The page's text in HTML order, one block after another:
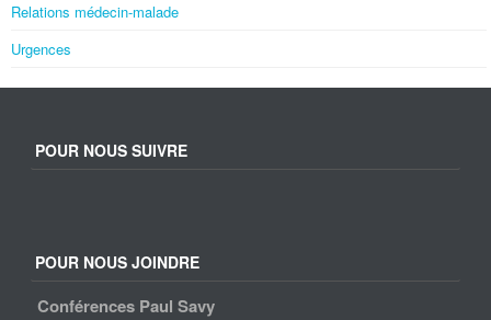
Relations médecin-malade
Urgences
POUR NOUS SUIVRE
POUR NOUS JOINDRE
Conférences Paul Savy